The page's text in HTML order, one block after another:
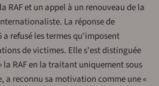
RAF et un appel à un renouveau de la
La réponse de
refusé les termes qu'imposent
de victimes. Elle s'est distinguée
la RAF en la traitant uniquement sous
a reconnu sa motivation comme une «